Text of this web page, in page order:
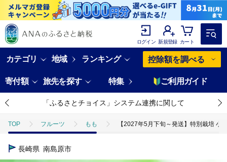
ログイン 新規登録 カート
カテゴリ 地域 ランキング 控除額を調べる
寄付額 旅先を探す 特集 ご利用ガイド
「ふるさとチョイス」システム連携に関して
TOP フルーツ もも 【2027年5月下旬～発送】特別栽培 小
長崎県 南島原市